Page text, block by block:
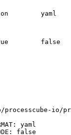
yaml
false
processcube-io/
: yaml
: false